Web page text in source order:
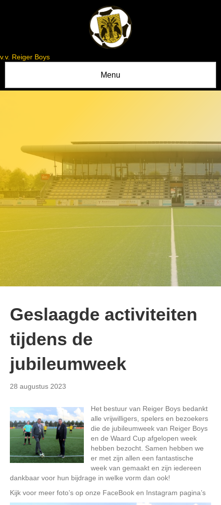
v.v. Reiger Boys
Menu
Geslaagde activiteiten
tijdens de
jubileumweek
28 augustus 2023
Het bestuur van Reiger Boys bedankt
alle vrijwilligers, spelers en bezoekers
die de jubileumweek van Reiger Boys
en de Waard Cup afgelopen week
hebben bezocht. Samen hebben we
er met zijn allen een fantastische
week van gemaakt en zijn iedereen
dankbaar voor hun bijdrage in welke vorm dan ook!
Kijk voor meer foto’s op onze FaceBook en Instagram pagina’s